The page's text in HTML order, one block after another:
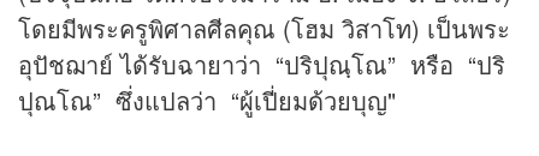
โดยมีพระครูพิศาลศีลคุณ (โฮม วิสาโท) เป็นพระ
อุปัชฌาย์ ได้รับฉายาว่า “ปริปุณฺโณ” หรือ “ปริ
ปุณโณ” ซึ่งแปลว่า “ผู้เปี่ยมด้วยบุญ"